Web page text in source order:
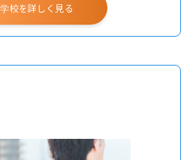
学校を詳しく見る